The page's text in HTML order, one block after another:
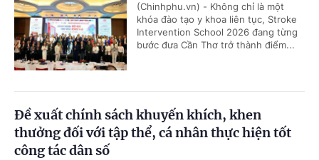
(Chinhphu.vn) - Không chỉ là một
khóa đào tạo y khoa liên tục, Stroke
Intervention School 2026 đang từng
bước đưa Cần Thơ trở thành điểm...
Đề xuất chính sách khuyến khích, khen
thưởng đối với tập thể, cá nhân thực hiện tốt
công tác dân số